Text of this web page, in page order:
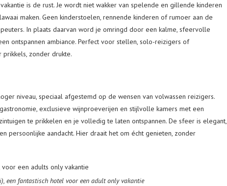
is de rust. Je wordt niet wakker van spelende en gillende kinderen
maken. Geen kinderstoelen, rennende kinderen of rumoer aan de
In plaats daarvan word je omringd door een kalme, sfeervolle
ontspannen ambiance. Perfect voor stellen, solo-reizigers of
zonder drukte.
niveau, speciaal afgestemd op de wensen van volwassen reizigers.
exclusieve wijnproeverijen en stijlvolle kamers met een
te prikkelen en je volledig te laten ontspannen. De sfeer is elegant,
persoonlijke aandacht. Hier draait het om écht genieten, zonder
een fantastisch hotel voor een adult only vakantie